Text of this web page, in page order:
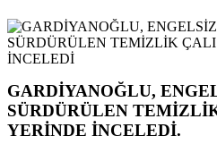
GARDİYANOĞLU,
SÜRDÜRÜLEN
YERİNDE İNCELEDİ.